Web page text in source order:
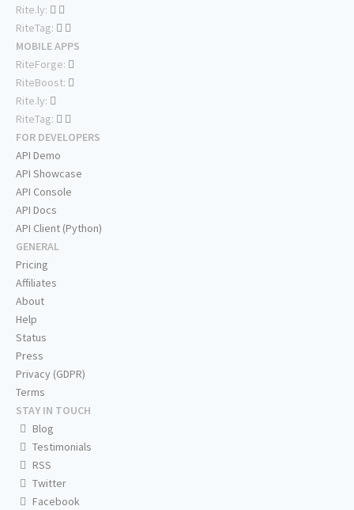
Rite.ly:
RiteTag:
MOBILE APPS
RiteForge:
RiteBoost:
Rite.ly:
RiteTag:
FOR DEVELOPERS
API Demo
API Showcase
API Console
API Docs
API Client (Python)
GENERAL
Pricing
Affiliates
About
Help
Status
Press
Privacy (GDPR)
Terms
STAY IN TOUCH
Blog
Testimonials
RSS
Twitter
Facebook